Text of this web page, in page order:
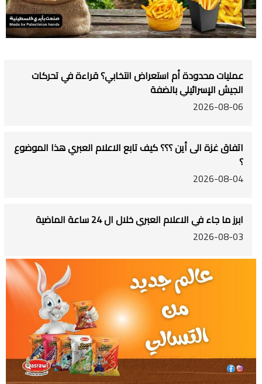
عمليات محدودة أم استعراض انتخابي؟ قراءة في تحركات
الجيش الإسرائيلي بالضفة
2026-08-06
اتفاق غزة الى أين ؟؟؟ كيف تابع الاعلام العبري هذا الموضوع
؟
2026-08-04
ابرز ما جاء في الاعلام العبري خلال ال 24 ساعة الماضية
2026-08-03